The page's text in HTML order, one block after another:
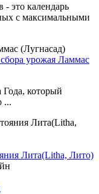
- это календарь
с максимальными
урожая Ламмас
Года, который
...
Лита(Litha, Лито)